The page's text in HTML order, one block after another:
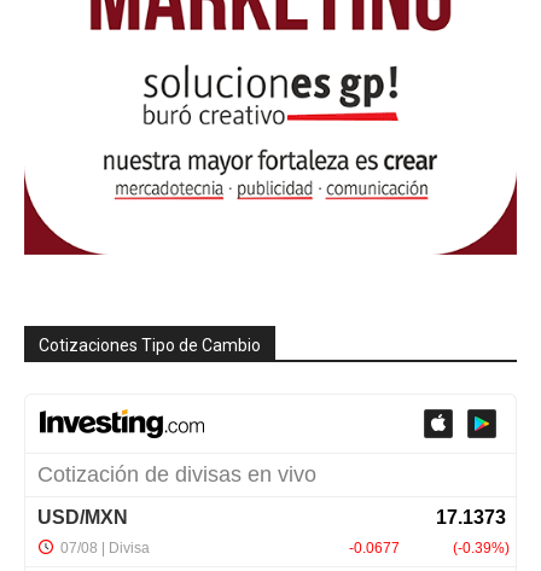
Cotizaciones Tipo de Cambio